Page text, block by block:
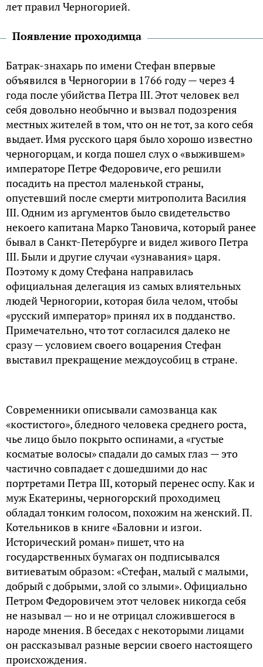
лет правил Черногорией.
Появление проходимца
Батрак-знахарь по имени Стефан впервые
объявился в Черногории в 1766 году — через 4
года после убийства Петра III. Этот человек вел
себя довольно необычно и вызвал подозрения
местных жителей в том, что он не тот, за кого себя
выдает. Имя русского царя было хорошо известно
черногорцам, и когда пошел слух о «выжившем»
императоре Петре Федоровиче, его решили
посадить на престол маленькой страны,
опустевший после смерти митрополита Василия
III. Одним из аргументов было свидетельство
некоего капитана Марко Тановича, который ранее
бывал в Санкт-Петербурге и видел живого Петра
III. Были и другие случаи «узнавания» царя.
Поэтому к дому Стефана направилась
официальная делегация из самых влиятельных
людей Черногории, которая била челом, чтобы
«русский император» принял их в подданство.
Примечательно, что тот согласился далеко не
сразу — условием своего воцарения Стефан
выставил прекращение междоусобиц в стране.
Современники описывали самозванца как
«костистого», бледного человека среднего роста,
чье лицо было покрыто оспинами, а «густые
косматые волосы» спадали до самых глаз — это
частично совпадает с дошедшими до нас
портретами Петра III, который перенес оспу. Как и
муж Екатерины, черногорский проходимец
обладал тонким голосом, похожим на женский. П.
Котельников в книге «Баловни и изгои.
Исторический роман» пишет, что на
государственных бумагах он подписывался
витиеватым образом: «Стефан, малый с малыми,
добрый с добрыми, злой со злыми». Официально
Петром Федоровичем этот человек никогда себя
не называл — но и не отрицал сложившегося в
народе мнения. В беседах с некоторыми лицами
он рассказывал разные версии своего настоящего
происхождения.